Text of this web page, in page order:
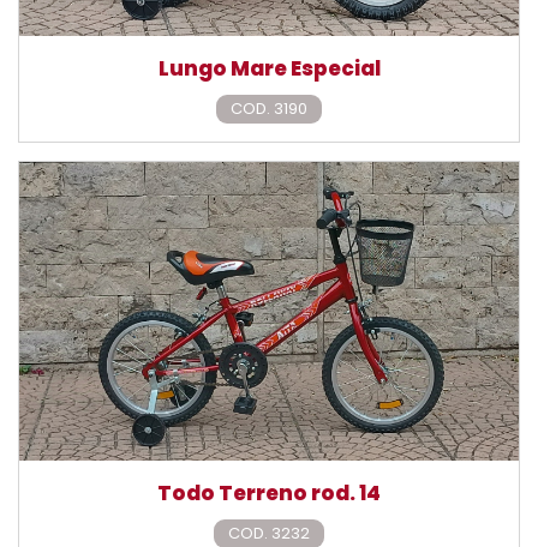
Lungo Mare Especial
COD. 3190
Todo Terreno rod. 14
COD. 3232